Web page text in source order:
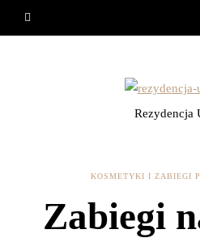
Rezydencja
KOSMETYKI I ZABIEGI
Zabiegi